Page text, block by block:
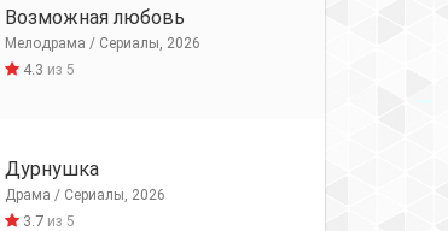
Возможная любовь
Мелодрама / Сериалы, 2026
4.3 из 5
Дурнушка
Драма / Сериалы, 2026
3.7из 5